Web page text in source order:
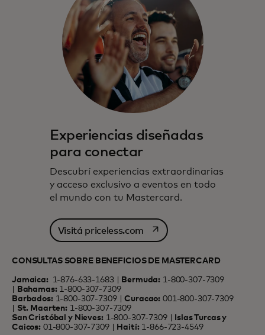
Experiencias diseñadas
para conectar
Descubrí experiencias extraordinarias
y acceso exclusivo a eventos en todo
el mundo con tu Mastercard.
Visitá priceless.com se abre en una pestaña
CONSULTAS SOBRE BENEFICIOS DE MASTERCARD
Jamaica: 1-876-633-1683 | Bermuda: 1-800-307-7309
Bahamas:1-800-307-7309
Barbados:1-800-307-7309 |Curacao: 001-800-307-7309
St. Maarten: 1-800-307-7309
San Cristóbal y Nieves:1-800-307-7309 |
Islas Turcas y
Caicos: 01-800-307-7309 | Haití:1-866-723-4549